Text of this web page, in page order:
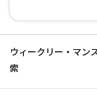
ウィークリー・マン
索